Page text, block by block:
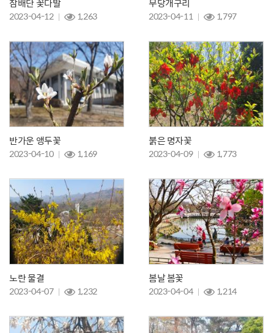
참배단 꽃다발
2023-04-12
1,263
무당개구리
2023-04-11
1,797
반가운 앵두꽃
2023-04-10
1,169
붉은 명자꽃
2023-04-09
1,773
노란 물결
2023-04-07
1,232
봄날 봄꽃
2023-04-04
1,214